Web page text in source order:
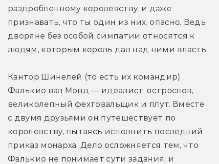
раздробленному королевству, и даже
признавать, что ты один из них, опасно. Ведь
дворяне без особой симпатии относятся к
людям, которым король дал над ними власть.
Кантор Шинелей (то есть их командир)
Фалькио вал Монд — идеалист, острослов,
великолепный фехтовальщик и плут. Вместе
с двумя друзьями он путешествует по
королевству, пытаясь исполнить последний
приказ монарха. Дело осложняется тем, что
Фалькио не понимает сути задания, и